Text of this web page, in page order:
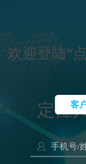
欢迎登陆“
定位客